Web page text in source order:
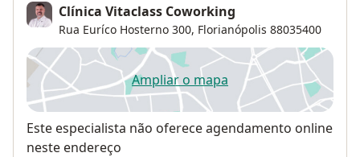
Clínica Vitaclass Coworking
Rua Euríco Hosterno 300, Florianópolis 88035400
Ampliar o mapaabre num novo separador
Disponibilidade
Este especialista não oferece agendamento online
neste endereço